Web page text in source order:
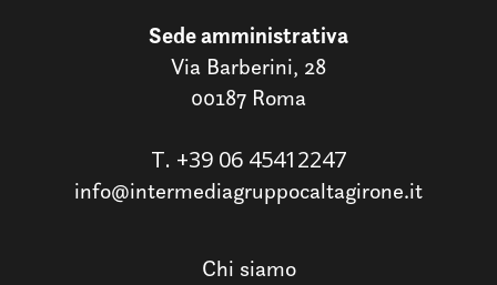
Sede amministrativa
Via Barberini, 28
00187 Roma
T. +39 06 45412247
info@intermediagruppocaltagirone.it
Chi siamo